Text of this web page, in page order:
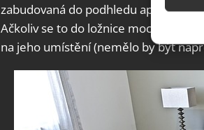
zabudovaná do podhledu apod.
Ačkoliv se to do ložnice moc
na jeho umístění (nemělo by být